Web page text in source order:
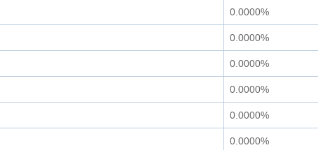
0.0000%
0.0000%
0.0000%
0.0000%
0.0000%
0.0000%